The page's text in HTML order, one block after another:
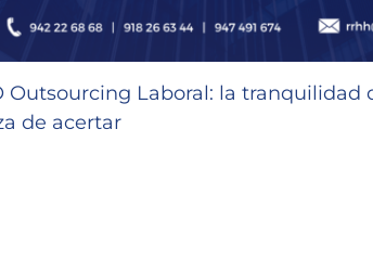
Outsourcing Laboral: la tranquilidad
de acertar